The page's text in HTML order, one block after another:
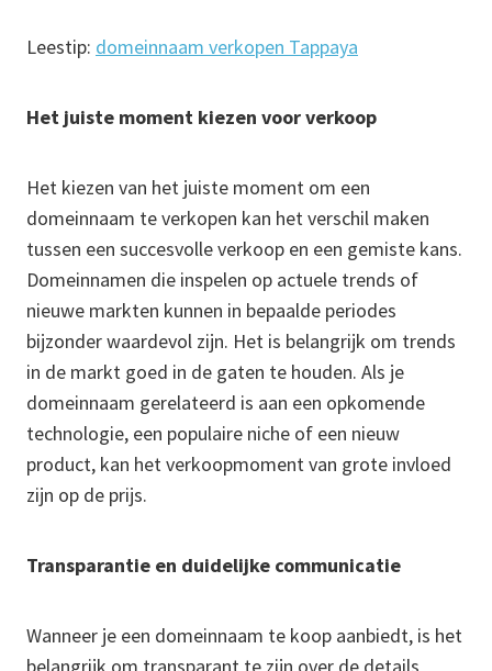
Leestip: domeinnaam verkopen Tappaya
Het juiste moment kiezen voor verkoop
Het kiezen van het juiste moment om een
domeinnaam te verkopen kan het verschil maken
tussen een succesvolle verkoop en een gemiste kans.
Domeinnamen die inspelen op actuele trends of
nieuwe markten kunnen in bepaalde periodes
bijzonder waardevol zijn. Het is belangrijk om trends
in de markt goed in de gaten te houden. Als je
domeinnaam gerelateerd is aan een opkomende
technologie, een populaire niche of een nieuw
product, kan het verkoopmoment van grote invloed
zijn op de prijs.
Transparantie en duidelijke communicatie
Wanneer je een domeinnaam te koop aanbiedt, is het